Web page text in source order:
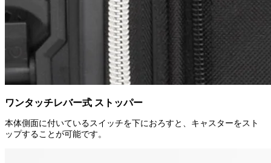
ワンタッチレバー式 ストッパー
本体側面に付いているスイッチを下におろすと、キャスターをスト
ップすることが可能です。